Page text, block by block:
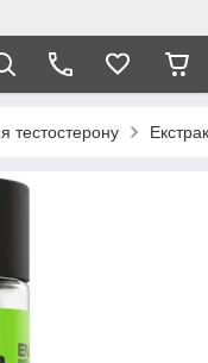
тестостерону